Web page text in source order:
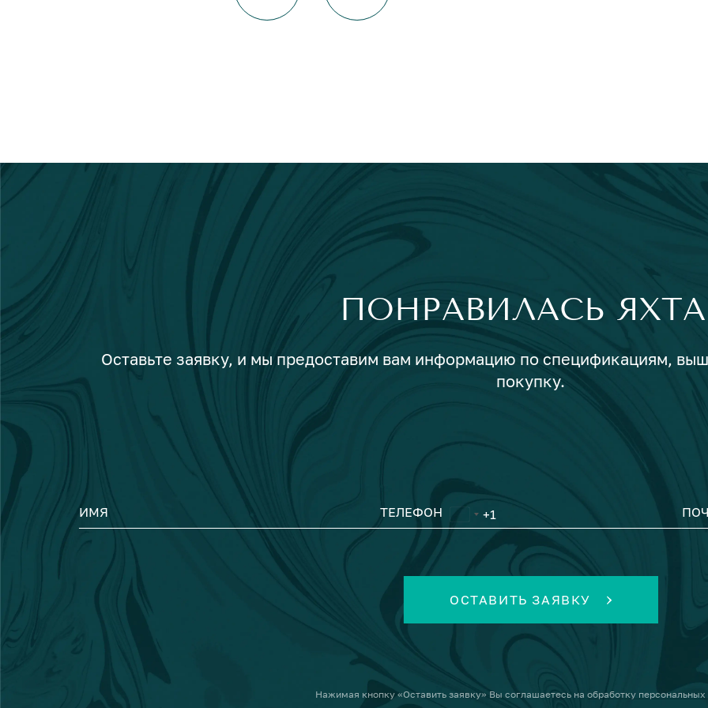
ПОНРАВИЛАСЬ
Оставьте заявку, и мы предоставим вам информацию по спецификациям,
покупку.
ИМЯ ТЕЛЕФОН
ОСТАВИТЬ ЗАЯВКУ
Нажимая кнопку«Оставить заявку» Вы соглашаетесь наобработку